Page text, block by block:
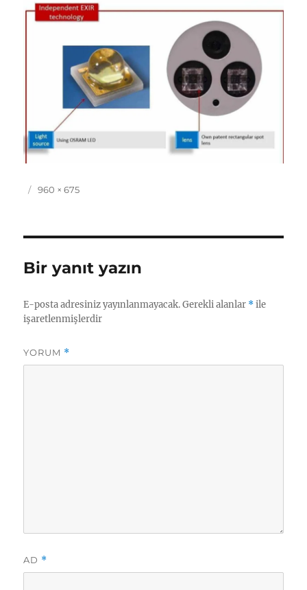
YayınTam
960 × 675
Bir yanıt yazın
E-posta adresiniz yayınlanmayacak. Gerekli alanlar *ile
işaretlenmişlerdir
YORUM *
AD *